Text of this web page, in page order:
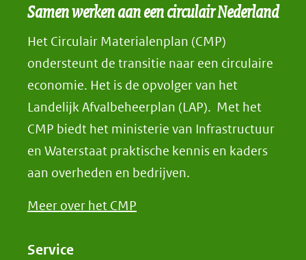
Samen werken aan een circulair Nederland
Het Circulair Materialenplan (CMP)
ondersteunt de transitie naar een circulaire
economie. Het is de opvolger van het
Landelijk Afvalbeheerplan (LAP). Met het
CMP biedt het ministerie van Infrastructuur
en Waterstaat praktische kennis en kaders
aan overheden en bedrijven.
Meer over het CMP
Service